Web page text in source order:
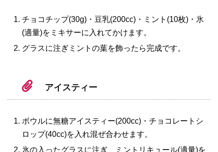
チョコチップ(30g)・豆乳(200cc)・ミント(10枚)・氷
(適量)をミキサーに入れてかけます。
グラスに注ぎミントの葉を飾ったら完成です。
アイスティー
ボウルに無糖アイスティー(200cc)・チョコレートシ
ロップ(40cc)を入れ混ぜ合わせます。
氷の入ったグラスに注ぎ、ミントリキュール(適量)を